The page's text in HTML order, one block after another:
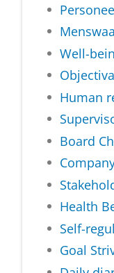
Well-
Human
Board
Health
Self-
Goal